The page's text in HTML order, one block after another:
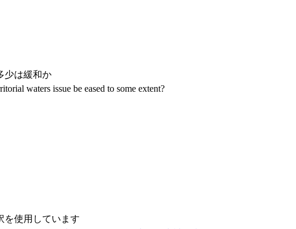
少は緩和か
waters issue be eased to some extent?
を使用しています